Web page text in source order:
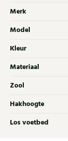
Merk
Model
Kleur
Materiaal
Zool
Hakhoogte
Los voetbed